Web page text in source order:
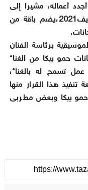
أعماله، مشيرا إلى
أنه يجهز لحفل غنائي ضخم لحفلات صيف2021،يضم باقة من
برئاسة الفنان
حمو بيكا من الغناء
تسمح له بالغناء،
تنفيذ هذا القرار منها
حمو بيكا وبعض مطربى